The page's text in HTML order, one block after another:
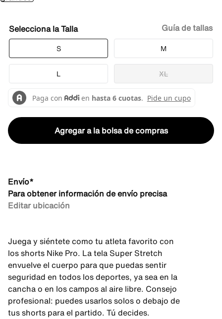
Talla
S M
L XL
Guía de tallas
Agregar a la bolsa de compras
Envío*
Para obtener información de envío precisa
Editar ubicación
Juega y siéntete como tu atleta favorito con
los shorts Nike Pro. La tela Super Stretch
envuelve el cuerpo para que puedas sentir
seguridad en todos los deportes, ya sea en la
cancha o en los campos al aire libre. Consejo
profesional: puedes usarlos solos o debajo de
tus shorts para el partido. Tú decides.